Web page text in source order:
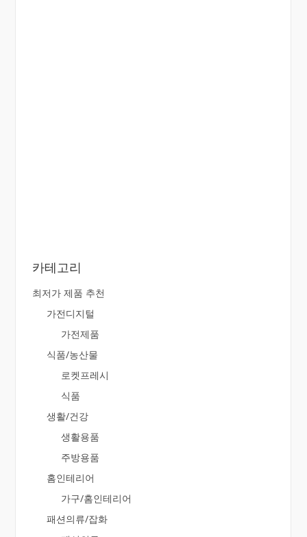
카테고리
최저가 제품 추천
가전디지털
가전제품
식품/농산물
로켓프레시
식품
생활/건강
생활용품
주방용품
홈인테리어
가구/홈인테리어
패션의류/잡화